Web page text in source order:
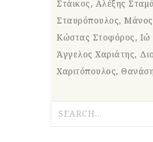
Στάικος, Αλέξης
Σταυρόπουλος,
Κώστας Στοφόρος,
Άγγελος Χαριάτης,
Χαριτόπουλος,